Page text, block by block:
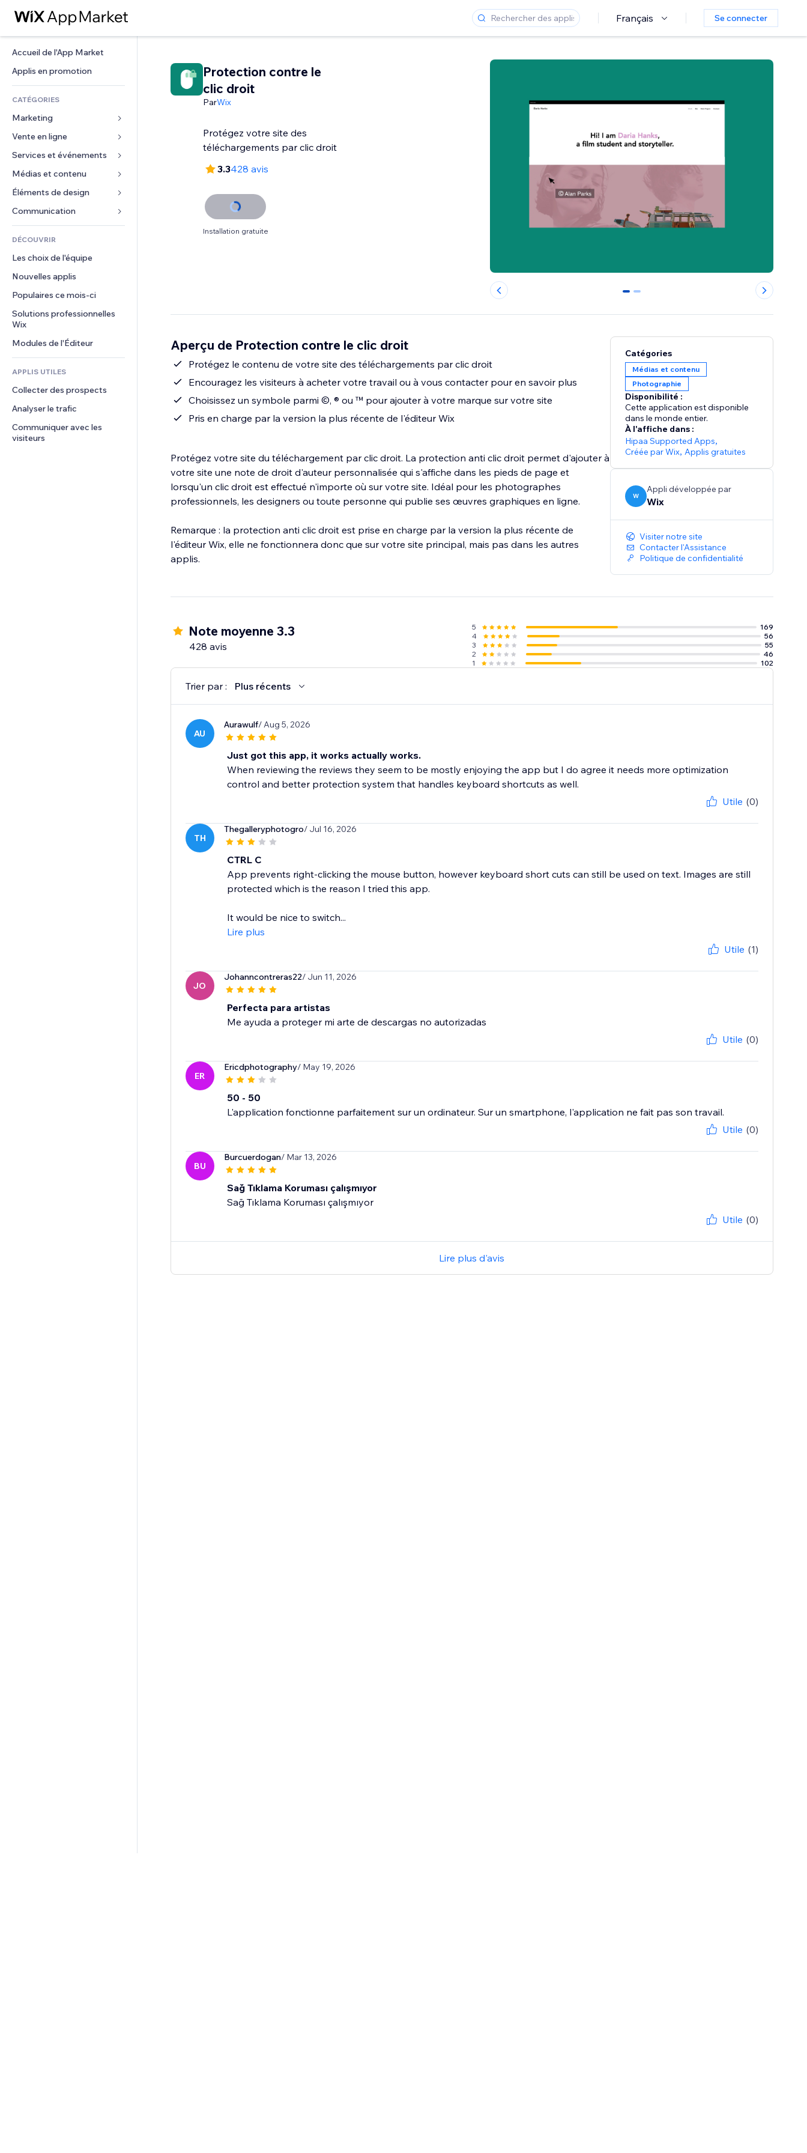
Français Se connecter
Accueil de l'App Market
Applis en promotion
CATÉGORIES
Marketing
Publicités
Mobile
Données analytiques
Réseaux sociaux
Classement de sites
E-mail
Vente en ligne
Applis pour les boutiques
Expédition et livraison
Boutons Vente
Comptabilité
Coupons et fidélisation
Solutions d'entreposage
Financement participatif
Alimentation et boissons
Services et événements
Hôtels
Événements
Restaurants
Immobilier
Réservations
Médias et contenu
Galerie
Musique
Podcasts
Photographie
Vidéo
PDF
Partage de fichiers
Actualités
Services de contenu
Effets de texte
Éléments de design
Cartes et navigation
Confidentialité
Horloge
Modèles de pages
Effets sur images
Boutons et menus
Bannières et badges
Calculateurs
Rechercher
Formulaires
Sondages
Chat
Commentaires
Téléphone
Communauté
Avis et commentaires
DÉCOUVRIR
Les choix de l'équipe
Nouvelles applis
Populaires ce mois‑ci
Solutions professionnelles
Wix
Modules de l'Éditeur
APPLIS UTILES
Collecter des prospects
Analyser le trafic
Communiquer avec les
visiteurs
Protection contre le
clic droit
ParWix
Protégez votre site des
téléchargements par clic droit
3.3428 avis
Installation gratuite
0 1
Aperçu de Protection contre le clic droit
Protégez le contenu de votre site des téléchargements par clic droit
Encouragez les visiteurs à acheter votre travail ou à vous contacter pour en savoir plus
Choisissez un symbole parmi ©, ® ou ™ pour ajouter à votre marque sur votre site
Pris en charge par la version la plus récente de l'éditeur Wix
Protégez votre site du téléchargement par clic droit. La protection anti clic droit permet d'ajouter à
votre site une note de droit d'auteur personnalisée qui s'affiche dans les pieds de page et
lorsqu'un clic droit est effectué n'importe où sur votre site. Idéal pour les photographes
professionnels, les designers ou toute personne qui publie ses œuvres graphiques en ligne.
Remarque : la protection anti clic droit est prise en charge par la version la plus récente de
l'éditeur Wix, elle ne fonctionnera donc que sur votre site principal, mais pas dans les autres
Catégories
Médias et contenu
Photographie
Disponibilité :
Cette application est disponible
dans le monde entier.
À l'affiche dans :
Hipaa Supported Apps,
Créée par Wix, Applis gratuites
W
Appli développée par
Wix
Visiter notre site
Contacter l'Assistance
Politique de confidentialité
Note moyenne 3.3
428 avis
5
169
4
56
3
55
2
46
1
102
Trier par : Plus récents
AU
Aurawulf/ Aug 5, 2026
Just got this app, it works actually works.
When reviewing the reviews they seem to be mostly enjoying the app but I do agree it needs more optimization
control and better protection system that handles keyboard shortcuts as well.
Utile (0)
TH
Thegalleryphotogro/ Jul 16, 2026
CTRL C
App prevents right-clicking the mouse button, however keyboard short cuts can still be used on text. Images are still
protected which is the reason I tried this app.
It would be nice to switch...
Lire plus
Utile (1)
JO
Johanncontreras22/ Jun 11, 2026
Perfecta para artistas
Me ayuda a proteger mi arte de descargas no autorizadas
Utile (0)
ER
Ericdphotography/ May 19, 2026
50 - 50
L'application fonctionne parfaitement sur un ordinateur. Sur un smartphone, l'application ne fait pas son travail.
Utile (0)
BU
Burcuerdogan/ Mar 13, 2026
Sağ Tıklama Koruması çalışmıyor
Sağ Tıklama Koruması çalışmıyor
Utile (0)
Lire plus d'avis